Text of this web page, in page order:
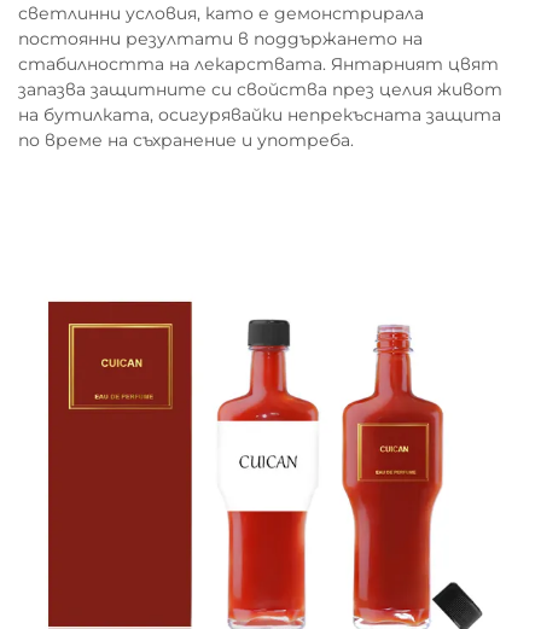
светлинни условия, като е демонстрирала
постоянни резултати в поддържането на
стабилността на лекарствата. Янтарният цвят
запазва защитните си свойства през целия живот
на бутилката, осигурявайки непрекъсната защита
по време на съхранение и употреба.